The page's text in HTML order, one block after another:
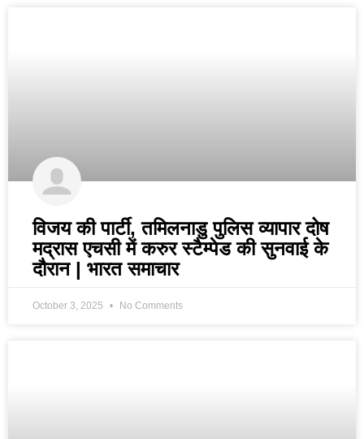
विजय की पार्टी, तमिलनाडु पुलिस व्यापार दोष
मद्रास एचसी में करुर स्टैम्पेड की सुनवाई के
दौरान | भारत समाचार
October 3, 2025 No Comments